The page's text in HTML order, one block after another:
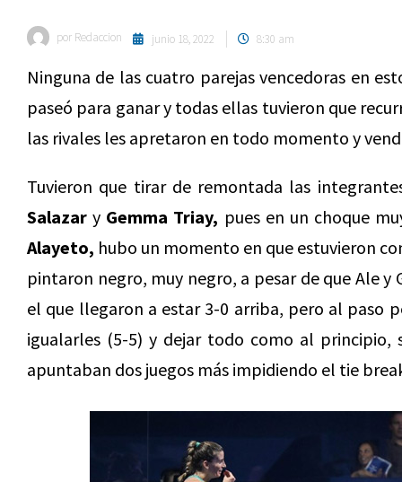
por Redaccion junio 18, 2022 8:30 am
Ninguna de las cuatro parejas vencedoras en
paseó para ganar y todas ellas tuvieron que
las rivales les apretaron en todo momento y
Tuvieron que tirar de remontada las
Salazar y Gemma Triay, pues en un choque
Alayeto, hubo un momento en que estuvieron
pintaron negro, muy negro, a pesar de que Ale
el que llegaron a estar 3-0 arriba, pero al paso
igualarles (5-5) y dejar todo como al principio,
apuntaban dos juegos más impidiendo el tie